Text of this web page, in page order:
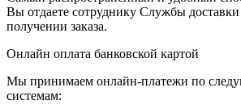
Вы отдаете сотруднику Службы
получении заказа.
Онлайн оплата банковской картой
Мы принимаем онлайн-платежи по
системам: